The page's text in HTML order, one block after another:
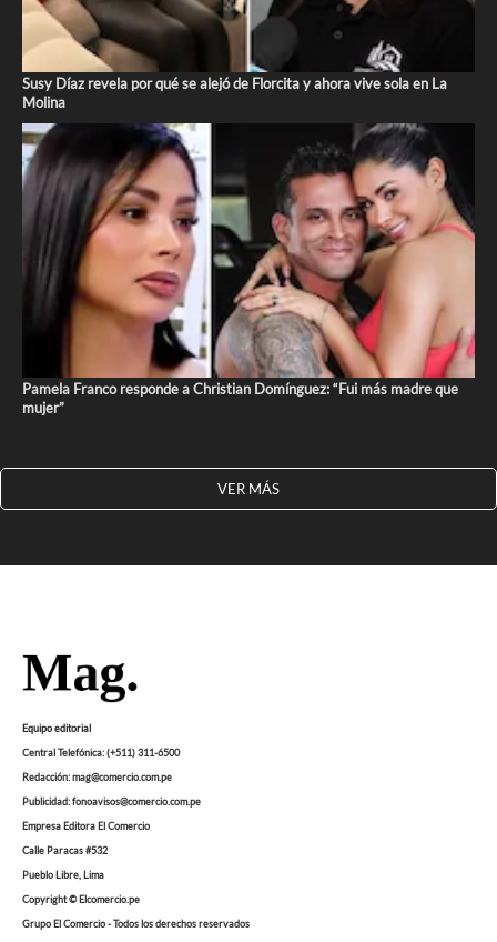
Susy Díaz revela por qué se alejó de Florcita y ahora vive sola en La
Molina
Pamela Franco responde a Christian Domínguez: “Fui más madre que
mujer”
VER MÁS
Equipo editorial
Central Telefónica: (+511) 311-6500
Redacción: mag@comercio.com.pe
Publicidad: fonoavisos@comercio.com.pe
Empresa Editora El Comercio
Calle Paracas #532
Pueblo Libre, Lima
Copyright © Elcomercio.pe
Grupo El Comercio - Todos los derechos reservados